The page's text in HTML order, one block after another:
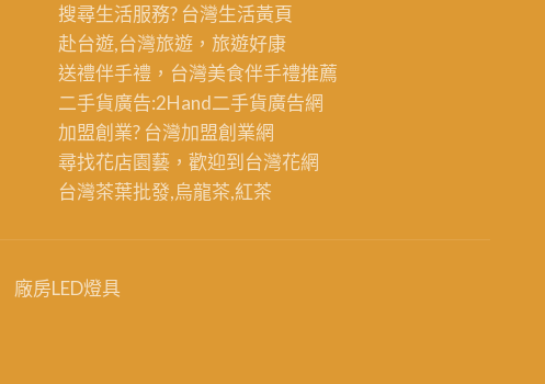
搜尋生活服務? 台灣生活黃頁
赴台遊,台灣旅遊 ，旅遊好康
送禮伴手禮，台灣美食伴手禮推薦
二手貨廣告:2Hand二手貨廣告網
加盟創業? 台灣加盟創業網
尋找花店園藝，歡迎到台灣花網
台灣茶葉批發,烏龍茶,紅茶
廠房LED燈具